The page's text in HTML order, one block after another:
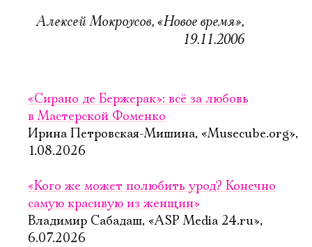
Алексей Мокроусов, «Новое время»,
19.11.2006
«Сирано де Бержерак»: всё за любовь
в Мастерской Фоменко
Ирина Петровская-Мишина, «Musecube.org»,
1.08.2026
«Кого же может полюбить урод? Конечно
самую красивую из женщин»
Владимир Сабадаш, «ASP Media 24.ru»,
6.07.2026